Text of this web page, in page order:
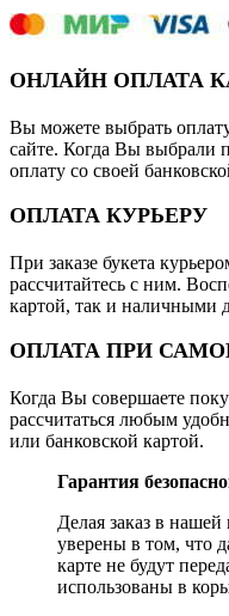
ОНЛАЙН ОПЛАТА
Вы можете выбрать
сайте. Когда Вы выбрали
оплату со своей
ОПЛАТА КУРЬЕРУ
При заказе букета
рассчитайтесь с ним.
картой, так и наличными
ОПЛАТА ПРИ
Когда Вы совершаете
рассчитаться любым
или банковской картой.
Гарантия
Делая заказ в
уверены в том, что
карте не будут
использованы в